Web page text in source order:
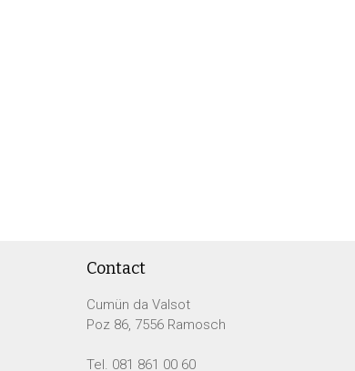
Contact
Cumün da Valsot
Poz 86, 7556 Ramosch
Tel. 081 861 00 60